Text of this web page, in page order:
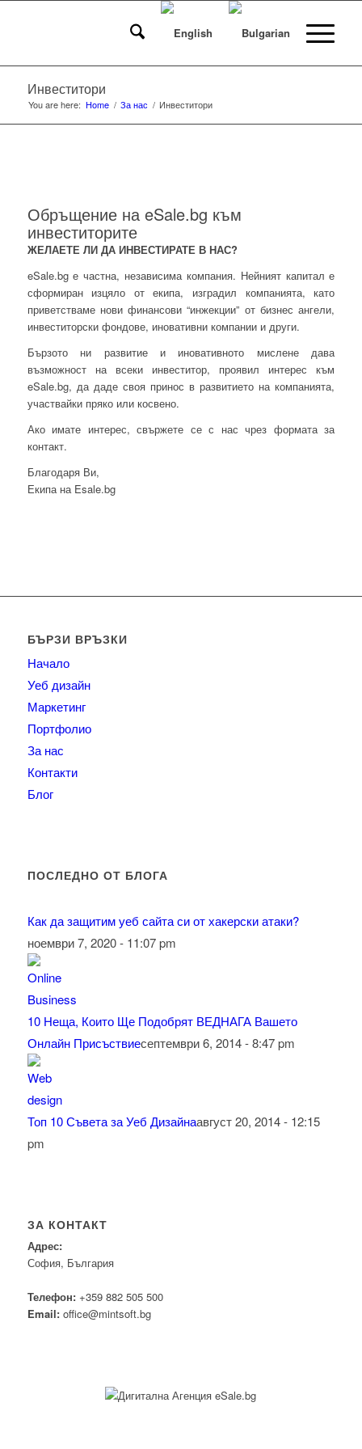
Инвеститори
You are here: Home / За нас / Инвеститори
Обръщение на eSale.bg към
инвеститорите
ЖЕЛАЕТЕ ЛИ ДА ИНВЕСТИРАТЕ В НАС?
eSale.bg е частна, независима компания. Нейният капитал е
сформиран изцяло от екипа, изградил компанията, като
приветстваме нови финансови “инжекции” от бизнес ангели,
инвеститорски фондове, иновативни компании и други.
Бързото ни развитие и иновативното мислене дава
възможност на всеки инвеститор, проявил интерес към
eSale.bg, да даде своя принос в развитието на компанията,
участвайки пряко или косвено.
Ако имате интерес, свържете се с нас чрез формата за
контакт.
Благодаря Ви,
Екипа на Esale.bg
БЪРЗИ ВРЪЗКИ
Начало
Уеб дизайн
Маркетинг
Портфолио
За нас
Контакти
Блог
ПОСЛЕДНО ОТ БЛОГА
Как да защитим уеб сайта си от хакерски атаки?
ноември 7, 2020 - 11:07 pm
10 Неща, Които Ще Подобрят ВЕДНАГА Вашето
Онлайн Присъствиесептември 6, 2014 - 8:47 pm
Топ 10 Съвета за Уеб Дизайнаавгуст 20, 2014 - 12:15
pm
ЗА КОНТАКТ
Адрес:
София, България
Телефон:+359 882 505 500
Email:office@mintsoft.bg